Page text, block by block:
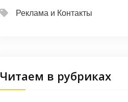
Реклама и Контакты
Читаем в рубриках